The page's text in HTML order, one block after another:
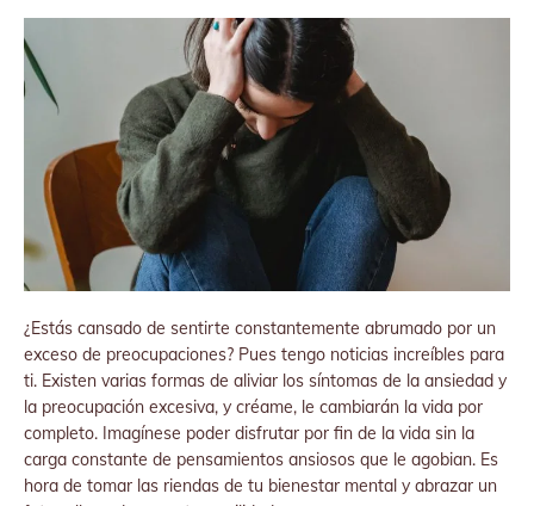
¿Estás cansado de sentirte constantemente abrumado por un
exceso de preocupaciones? Pues tengo noticias increíbles para
ti. Existen varias formas de aliviar los síntomas de la ansiedad y
la preocupación excesiva, y créame, le cambiarán la vida por
completo. Imagínese poder disfrutar por fin de la vida sin la
carga constante de pensamientos ansiosos que le agobian. Es
hora de tomar las riendas de tu bienestar mental y abrazar un